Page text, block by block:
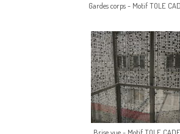
Gardes corps - Motif TOLE
Brise vue - Motif TOLE CADE